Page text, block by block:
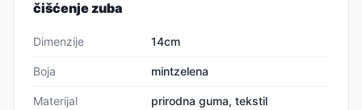
čišćenje zuba
Dimenzije 14cm
Boja mintzelena
Materijal prirodna guma, tekstil